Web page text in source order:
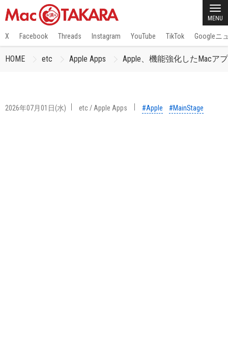
MENU
X Facebook Threads Instagram YouTube TikTok Googleニ
HOME etc Apple Apps Apple、機能強化したMacア
2026年07月01日(水) etc/ Apple Apps #Apple #MainStage